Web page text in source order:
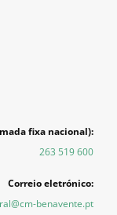
fixa nacional):
263 519 600
Correio eletrónico:
benavente.pt